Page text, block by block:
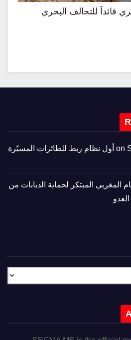
قائداً للتحالف البحري
Skywire أول نظام ربط للطائرات المسيّرة
المغربي المبتكر لحماية الدبابات من